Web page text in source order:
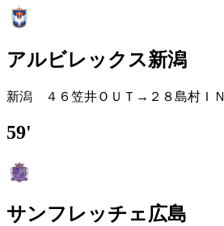
アルビレックス新潟
新潟 ４６笠井ＯＵＴ→２８島村ＩＮ
59'
サンフレッチェ広島